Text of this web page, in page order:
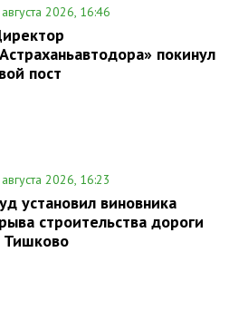
2026, 16:46
покинул
пост
2026, 16:23
установил виновника
строительства дороги
Тишково